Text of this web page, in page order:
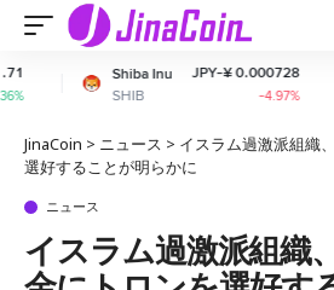
Inu
JPY-¥ 0.000728
-4.97%
Bitcoin
BTC
JinaCoin > ニュース > イスラム過激派組織
選好することが明らかに
ニュース
イスラム過激派組織